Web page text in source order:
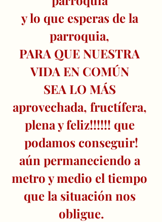
y lo que esperas de la
parroquia,
PARA QUE NUESTRA
VIDA EN COMÚN
SEA LO MÁS
aprovechada, fructífera,
plena y feliz!!!!!! que
podamos conseguir!
aún permaneciendo a
metro y medio el tiempo
que la situación nos
obligue.